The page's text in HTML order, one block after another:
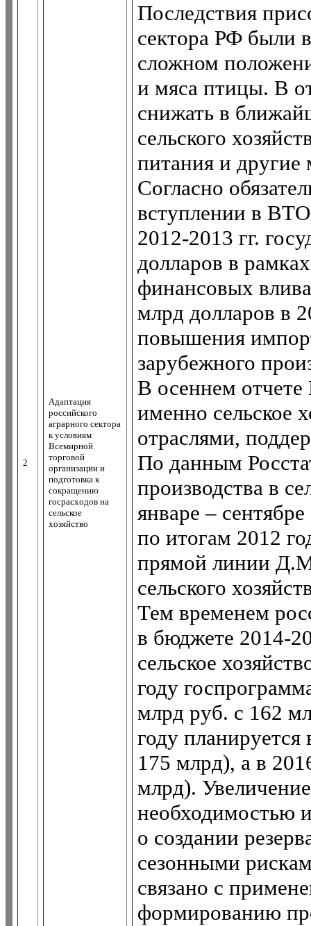
2
Адаптация
российского
аграрного сектора
к условиям
Всемирной
торговой
организации и
подготовка к
сокращению
госрасходов на
сельское
хозяйство
Последствия
сектора РФ были
сложном
и мяса птицы. В
снижать в
сельского
питания и
Согласно
вступлении в
2012-2013 гг.
долларов в
финансовых
млрд долларов в
повышения
зарубежного
В осеннем отчете
именно сельское
отраслями,
По данным
производства в
январе –
по итогам 2012
прямой линии
сельского
Тем временем
в бюджете 2014-
сельское
году
млрд руб. с 162
году
175 млрд), а в
млрд).
необходимостью
о создании
сезонными
связано с
формированию